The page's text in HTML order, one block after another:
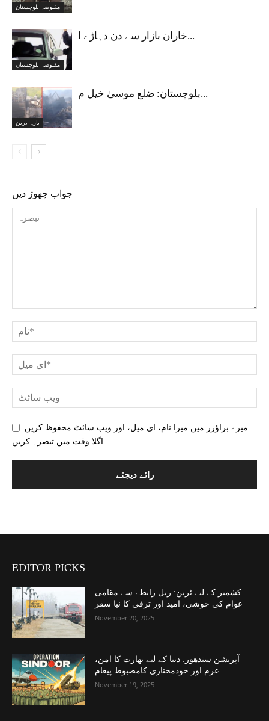
مقبوضہ بلوچستان
مقبوضہ بلوچستان
خاران بازار سے دن دہاڑے ا...
تازہ ترین
بلوچستان: ضلع موسیٰ خیل م...
جواب چھوڑ دیں
میرے براؤزر میں میرا نام، ای میل، اور ویب سائٹ محفوظ کریں
EDITOR PICKS
کشمیر کے لیے ٹرین: ریل رابطے سے مقامی
عوام کی خوشی، امید اور ترقی کا نیا سفر
November 20, 2025
آپریشن سندھور: دنیا کے لیے بھارت کا امن،
عزم اور خودمختاری کامضبوط پیغام
November 19, 2025